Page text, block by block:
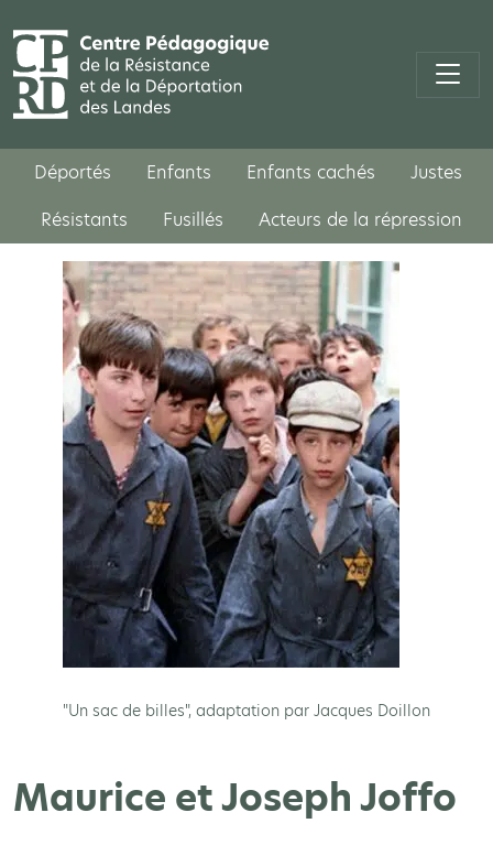
Déportés Enfants Enfants cachés
Justes
Résistants
Fusillés Acteurs de la répression
"Un sac de billes", adaptation par Jacques Doillon
Maurice et Joseph Joffo